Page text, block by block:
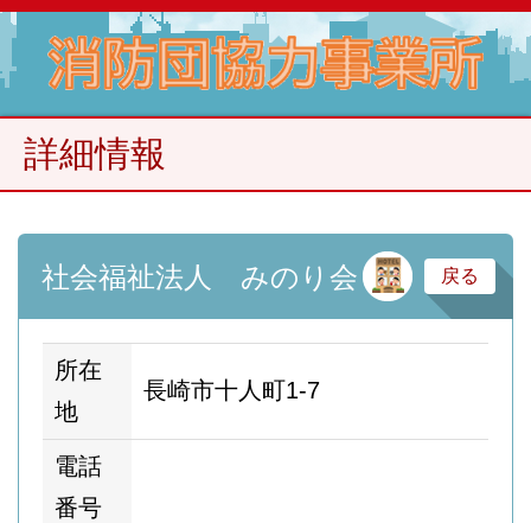
詳細情報
社会福祉法人 みのり会 サ
戻る
所在
地
長崎市十人町1-7
電話
番号